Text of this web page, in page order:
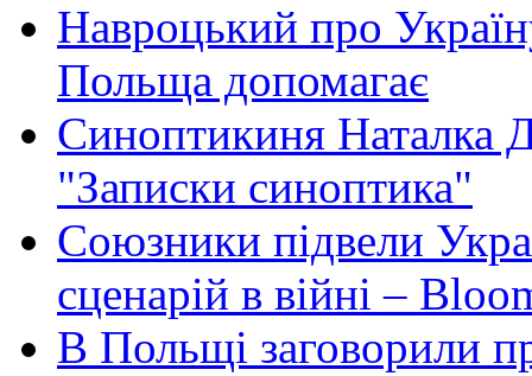
Навроцький про
Польща допомагає
Синоптикиня Наталка
"Записки синоптика"
Союзники підвели
сценарій в війні –
В Польщі заговорили